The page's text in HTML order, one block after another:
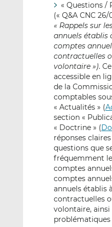
« Questions /
(« Q&A CNC
« Rappels sur
annuels établis
comptes
contractuelles
volontaire »).
accessible en
de la
comptables
« Actualités » (
section «
« Doctrine » (
réponses
questions que
fréquemment
comptes
comptes
annuels établis
contractuelles
volontaire,
problématiques